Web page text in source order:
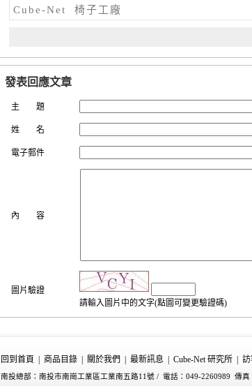
Cube-Net 椅子工廠
發表回應文章
主 題
姓 名
電子郵件
內 容
圖片驗證
請輸入圖片中的文字(點圖可變更驗證碼)
回到首頁 商品目錄 關於我們 最新訊息 Cube-Net 研究所
南投總部：南投市南崗工業區工業南五路11號 / 電話：049-2260989 傳真